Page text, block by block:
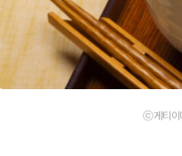
ⓒ게티이